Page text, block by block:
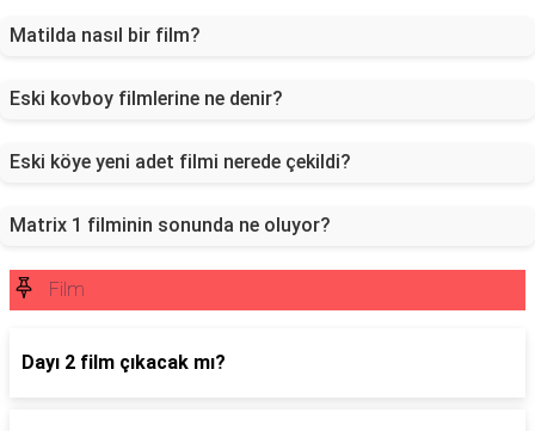
Matilda nasıl bir film?
Eski kovboy filmlerine ne denir?
Eski köye yeni adet filmi nerede çekildi?
Matrix 1 filminin sonunda ne oluyor?
Film
Dayı 2 film çıkacak mı?